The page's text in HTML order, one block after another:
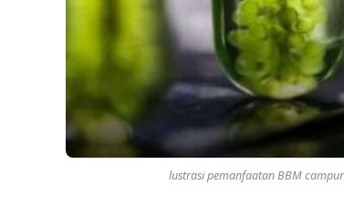
lustrasi pemanfaatan BBM